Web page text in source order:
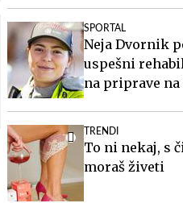
SPORTAL
Neja Dvornik
uspešni
na priprave na
TRENDI
To ni nekaj, s
moraš živeti